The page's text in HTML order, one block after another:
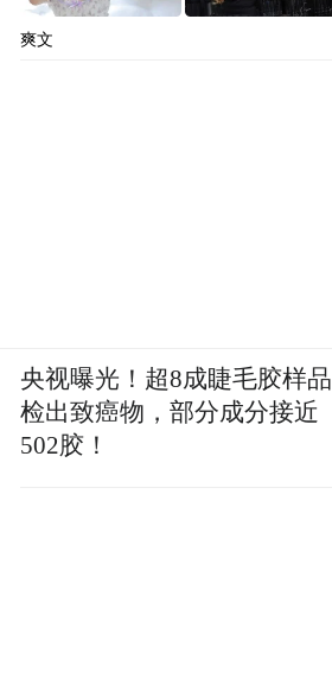
爽文
央视曝光！超8成睫毛胶样品
检出致癌物，部分成分接近
502胶！